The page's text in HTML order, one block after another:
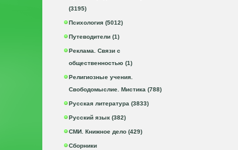
(3195)
Психология (5012)
Путеводители (1)
Реклама. Связи с
общественностью (1)
Религиозные учения.
Свободомыслие. Мистика (788)
Русская литература (3833)
Русский язык (382)
СМИ. Книжное дело (429)
Сборники